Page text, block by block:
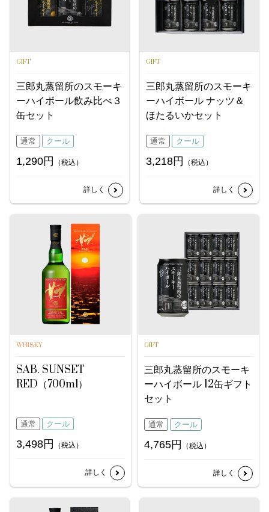
GIFT
三郎丸蒸留所のスモーキ
ーハイボール飲み比べ３
缶セット
通常 クール
1,290円 （税込）
詳しく
GIFT
三郎丸蒸留所のスモーキ
ーハイボール ナッツ＆
ほたるいかセット
通常 クール
3,218円 （税込）
詳しく
WHISKY
SAB. SUNSET
RED（700ml）
通常 クール
3,498円 （税込）
詳しく
GIFT
三郎丸蒸留所のスモーキ
ーハイボール 12缶ギフト
セット
通常 クール
4,765円 （税込）
詳しく